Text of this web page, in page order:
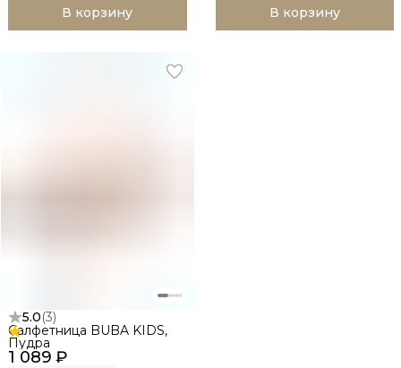
В корзину В корзину
5.0(3)
1 089 ₽
Салфетница BUBA KIDS,
Пудра